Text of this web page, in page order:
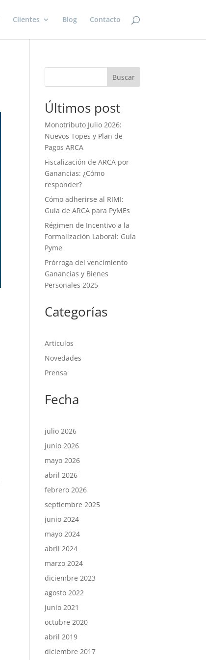
Clientes Blog Contacto
Buscar
Últimos post
Monotributo Julio 2026:
Nuevos Topes y Plan de
Pagos ARCA
Fiscalización de ARCA por
Ganancias: ¿Cómo
responder?
Cómo adherirse al RIMI:
Guía de ARCA para PyMEs
Régimen de Incentivo a la
Formalización Laboral: Guía
Pyme
Prórroga del vencimiento
Ganancias y Bienes
Personales 2025
Categorías
Articulos
Novedades
Prensa
Fecha
julio 2026
junio 2026
mayo 2026
abril 2026
febrero 2026
septiembre 2025
junio 2024
mayo 2024
abril 2024
marzo 2024
diciembre 2023
agosto 2022
junio 2021
octubre 2020
abril 2019
diciembre 2017